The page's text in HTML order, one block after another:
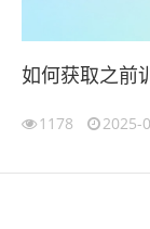
如何获取之前
1178 2025-